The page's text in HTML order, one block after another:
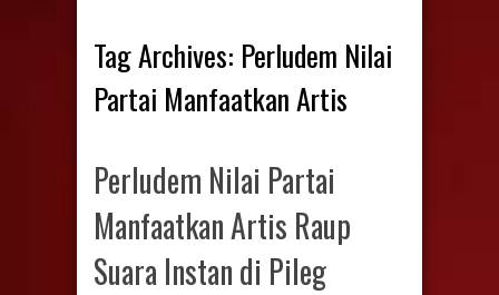
Tag Archives: Perludem Nilai
Partai Manfaatkan Artis
Perludem Nilai Partai
Manfaatkan Artis Raup
Suara Instan di Pileg